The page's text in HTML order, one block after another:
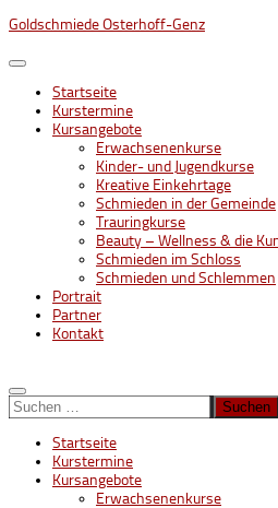
Unter
Inhalt
Goldschmiede Osterhoff-Genz
Startseite
Kurstermine
Kursangebote
Erwachsenenkurse
Kinder- und Jugendkurse
Kreative Einkehrtage
Schmieden in der Gemeinde
Trauringkurse
Beauty – Wellness & die
Schmieden im Schloss
Schmieden und Schlemmen
Portrait
Partner
Kontakt
Suchen
nach:
Startseite
Kurstermine
Kursangebote
Erwachsenenkurse